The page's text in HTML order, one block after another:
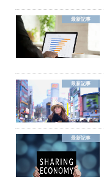
最新記事
最新記事
最新記事